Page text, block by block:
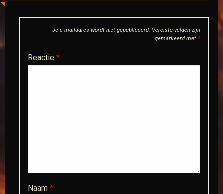
Je e-mailadres wordt niet gepubliceerd. Vereiste velden zijn
gemarkeerd met *
Reactie *
Naam *